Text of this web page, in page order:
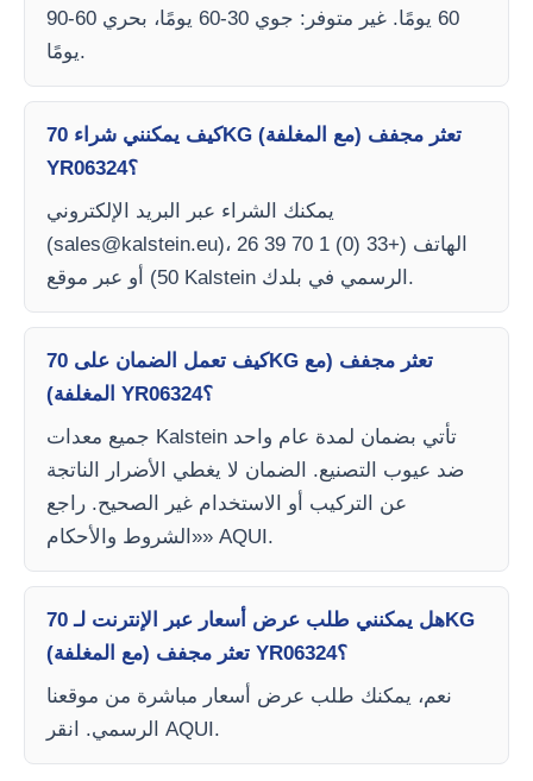
60 يومًا. غير متوفر: جوي 30-60 يومًا، بحري 60-90
يومًا.
كيف يمكنني شراء 70KG تعثر مجفف (مع المغلفة)
YR06324؟
يمكنك الشراء عبر البريد الإلكتروني
(sales@kalstein.eu)، الهاتف (+33 (0) 1 70 39 26
50) أو عبر موقع Kalstein الرسمي في بلدك.
كيف تعمل الضمان على 70KG تعثر مجفف (مع
المغلفة) YR06324؟
جميع معدات Kalstein تأتي بضمان لمدة عام واحد
ضد عيوب التصنيع. الضمان لا يغطي الأضرار الناتجة
عن التركيب أو الاستخدام غير الصحيح. راجع
«الشروط والأحكام» AQUI.
هل يمكنني طلب عرض أسعار عبر الإنترنت لـ 70KG
تعثر مجفف (مع المغلفة) YR06324؟
نعم، يمكنك طلب عرض أسعار مباشرة من موقعنا
الرسمي. انقر AQUI.